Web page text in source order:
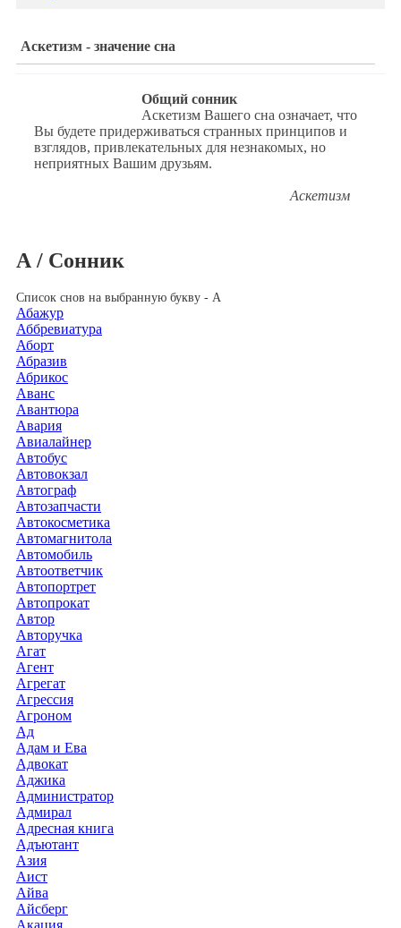
Аскетизм - значение сна
Общий сонник
Аскетизм Вашего сна означает, что
Вы будете придерживаться странных принципов и
взглядов, привлекательных для незнакомых, но
неприятных Вашим друзьям.
Аскетизм
А / Сонник
Список снов на выбранную букву - А
Абажур
Аббревиатура
Аборт
Абразив
Абрикос
Аванс
Авантюра
Авария
Авиалайнер
Автобус
Автовокзал
Автограф
Автозапчасти
Автокосметика
Автомагнитола
Автомобиль
Автоответчик
Автопортрет
Автопрокат
Автор
Авторучка
Агат
Агент
Агрегат
Агрессия
Агроном
Ад
Адам и Ева
Адвокат
Аджика
Администратор
Адмирал
Адресная книга
Адъютант
Азия
Аист
Айва
Айсберг
Акация